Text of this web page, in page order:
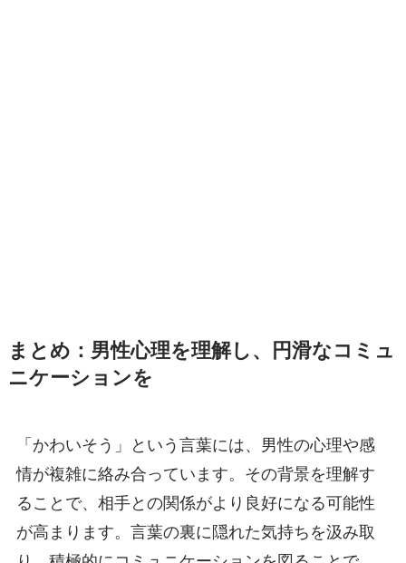
まとめ：男性心理を理解し、円滑なコミュ
ニケーションを
「かわいそう」という言葉には、男性の心理や感
情が複雑に絡み合っています。その背景を理解す
ることで、相手との関係がより良好になる可能性
が高まります。言葉の裏に隠れた気持ちを汲み取